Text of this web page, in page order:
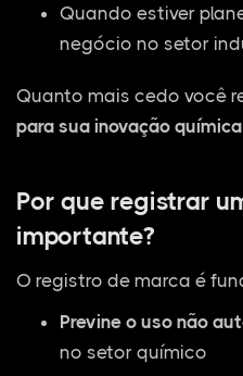
Quando estiver
negócio no setor
Quanto mais cedo você
para sua inovação química
Por que registrar
importante?
O registro de marca é
Previne o uso não
no setor químico